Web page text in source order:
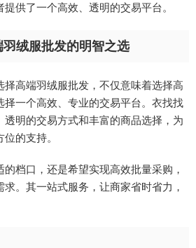
供了一个高效、透明的交易平台。
绒服批发的明智之选
高端羽绒服批发，不仅意味着选择高
择一个高效、专业的交易平台。衣找找
明的交易方式和丰富的商品选择，为
的支持。
档口，还是希望实现高效批量采购，
。其一站式服务，让商家省时省力，